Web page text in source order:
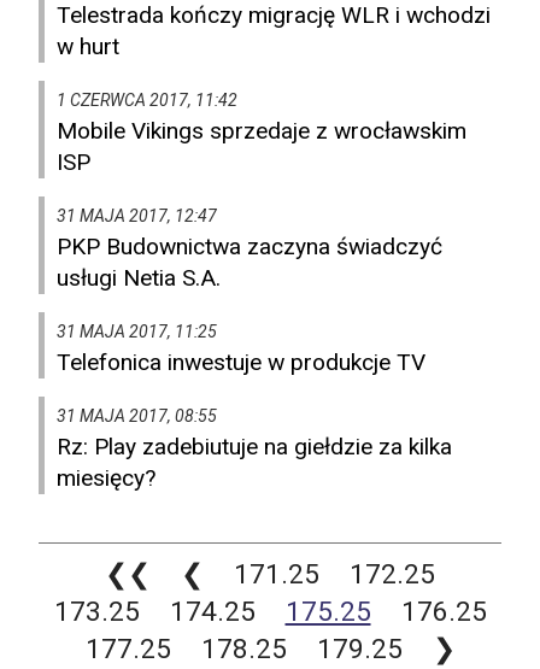
Telestrada kończy migrację WLR i wchodzi
w hurt
1 CZERWCA 2017, 11:42
Mobile Vikings sprzedaje z wrocławskim
ISP
31 MAJA 2017, 12:47
PKP Budownictwa zaczyna świadczyć
usługi Netia S.A.
31 MAJA 2017, 11:25
Telefonica inwestuje w produkcje TV
31 MAJA 2017, 08:55
Rz: Play zadebiutuje na giełdzie za kilka
miesięcy?
❮❮ ❮ 171.25
172.25
173.25
174.25 175.25
176.25
177.25
178.25 179.25
❯